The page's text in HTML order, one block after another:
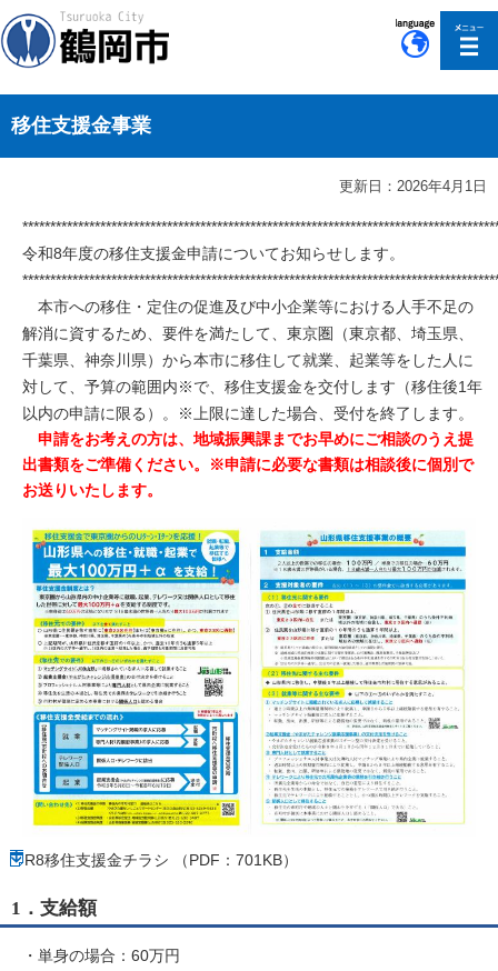
移住支援金事業
更新日：2026年4月1日
令和8年度の移住支援金申請についてお知らせします。
本市への移住・定住の促進及び中小企業等における人手不足の
解消に資するため、要件を満たして、東京圏（東京都、埼玉県、
千葉県、神奈川県）から本市に移住して就業、起業等をした人に
対して、予算の範囲内※で、移住支援金を交付します（移住後1年
以内の申請に限る）。※上限に達した場合、受付を終了します。
申請をお考えの方は、地域振興課までお早めにご相談のうえ提
出書類をご準備ください。※申請に必要な書類は相談後に個別で
お送りいたします。
R8移住支援金チラシ （PDF：701KB）
1．支給額
・単身の場合：60万円